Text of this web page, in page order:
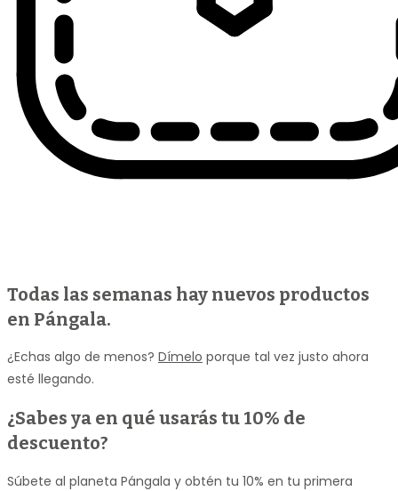
Todas las semanas hay nuevos productos
en Pángala.
¿Echas algo de menos? Dímelo porque tal vez justo ahora
esté llegando.
¿Sabes ya en qué usarás tu 10% de
descuento?
Súbete al planeta Pángala y obtén tu 10% en tu primera